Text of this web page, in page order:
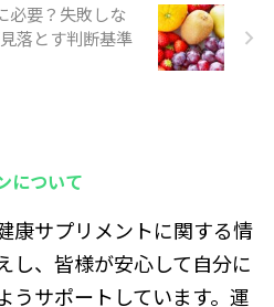
必要？失敗しな
落とす判断基準
について
康サプリメントに関する情
し、皆様が安心して自分に
うサポートしています。運